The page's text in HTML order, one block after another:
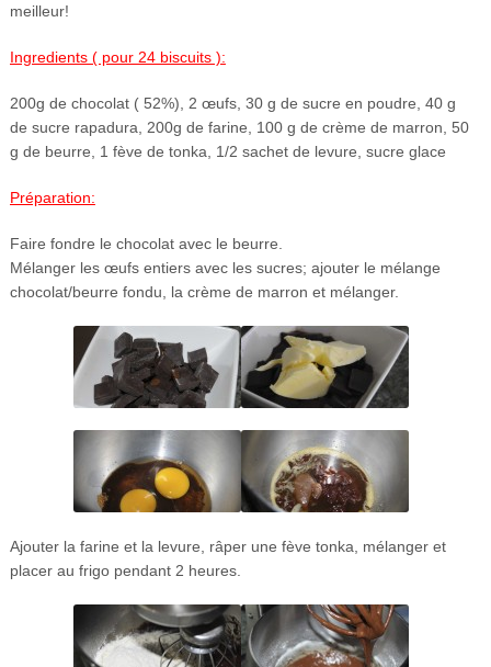
meilleur!
Ingredients ( pour 24 biscuits ):
200g de chocolat ( 52%), 2 œufs, 30 g de sucre en poudre, 40 g
de sucre rapadura, 200g de farine, 100 g de crème de marron, 50
g de beurre, 1 fève de tonka, 1/2 sachet de levure, sucre glace
Préparation:
Faire fondre le chocolat avec le beurre.
Mélanger les œufs entiers avec les sucres; ajouter le mélange
chocolat/beurre fondu, la crème de marron et mélanger.
Ajouter la farine et la levure, râper une fève tonka, mélanger et
placer au frigo pendant 2 heures.